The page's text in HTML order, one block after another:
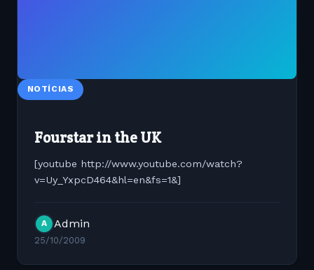
NOTÍCIAS
Fourstar in the UK
[youtube http://www.youtube.com/watch?
v=Uy_YxpcD464&hl=en&fs=1&]
A Admin
25/10/2009